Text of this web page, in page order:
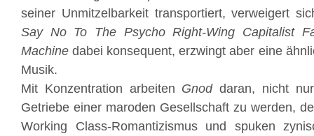
seiner Unmitzelbarkeit transportiert, verweigert
Say No To The Psycho Right-Wing Capitalist
Machine dabei konsequent, erzwingt aber eine
Musik.
Mit Konzentration arbeiten Gnoddaran, nicht
Getriebe einer maroden Gesellschaft zu werden,
Working Class-Romantizismus und spuken